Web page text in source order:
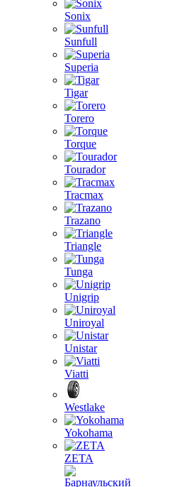
Sonix
Sunfull
Superia
Tigar
Torero
Torque
Tourador
Tracmax
Trazano
Triangle
Tunga
Unigrip
Uniroyal
Unistar
Viatti
Westlake
Yokohama
ZETA